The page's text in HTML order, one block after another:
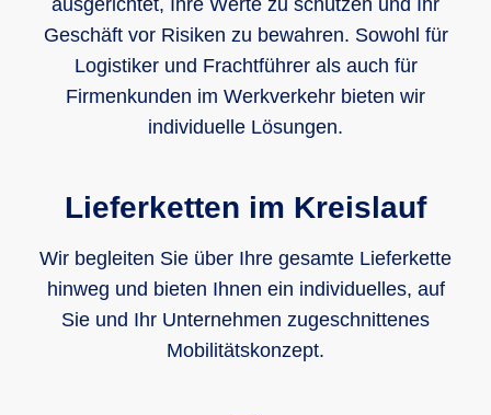
ausgerichtet, Ihre Werte zu schützen und Ihr
Geschäft vor Risiken zu bewahren. Sowohl für
Logistiker und Frachtführer als auch für
Firmenkunden im Werkverkehr bieten wir
individuelle Lösungen.
Lieferketten im Kreislauf
Wir begleiten Sie über Ihre gesamte Lieferkette
hinweg und bieten Ihnen ein individuelles, auf
Sie und Ihr Unternehmen zugeschnittenes
Mobilitätskonzept.